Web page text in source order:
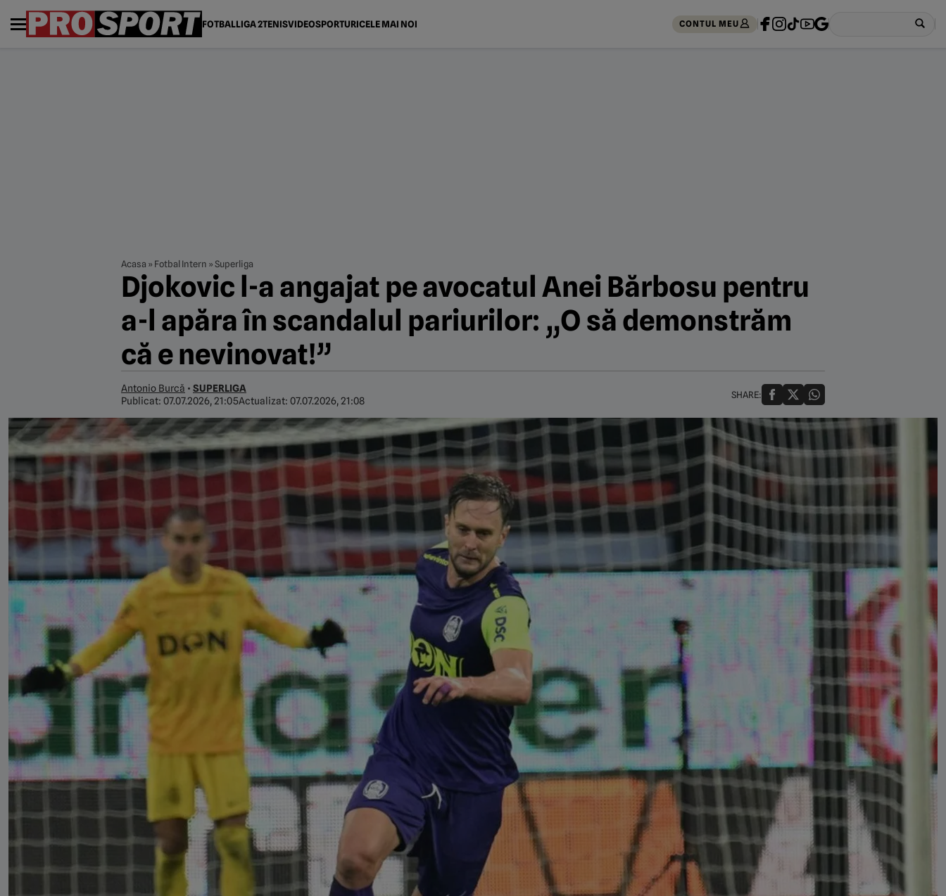
FOTBALLIGA 2TENISVIDEOSPORTURICELE MAI NOI CONTUL MEU
Acasa » Fotbal Intern »Superliga
Djokovic l-a angajat pe avocatul Anei Bărbosu pentru
a-l apăra în scandalul pariurilor: „O să demonstrăm
că e nevinovat!”
Antonio Burcă • SUPERLIGA
Publicat: 07.07.2026, 21:05Actualizat: 07.07.2026, 21:08
SHARE: